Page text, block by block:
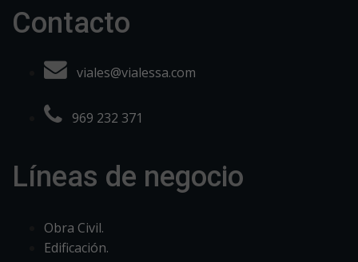
Contacto
viales@vialessa.com
969 232 371
Líneas de negocio
Obra Civil.
Edificación.